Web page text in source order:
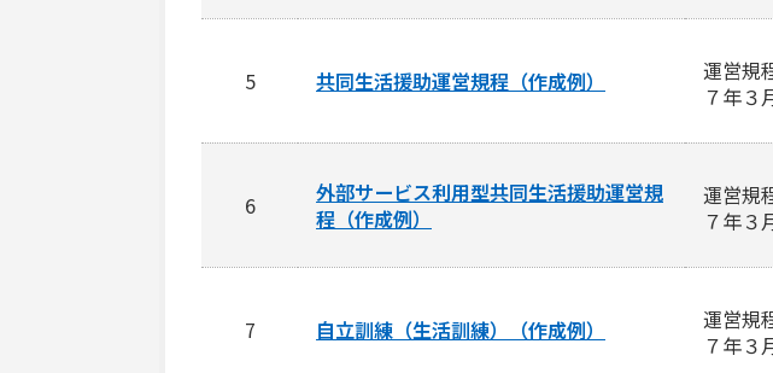
5 共同生活援助運営規程（作成例）
運営規
７年３
6
外部サービス利用型共同生活援助運営規
程（作成例）
運営規
７年３
7 自立訓練（生活訓練）（作成例）
運営規
７年３